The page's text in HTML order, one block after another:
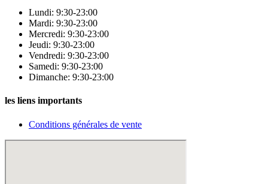
Lundi: 9:30-23:00
Mardi: 9:30-23:00
Mercredi: 9:30-23:00
Jeudi: 9:30-23:00
Vendredi: 9:30-23:00
Samedi: 9:30-23:00
Dimanche: 9:30-23:00
les liens importants
Conditions générales de vente